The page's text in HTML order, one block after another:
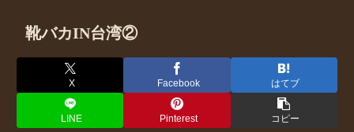
靴バカIN台湾②
X Facebook はてブ
LINE Pinterest コピー